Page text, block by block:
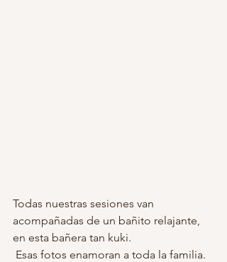
Todas nuestras sesiones van
acompañadas de un bañito relajante,
en esta bañera tan kuki.
Esas fotos enamoran a toda la familia.